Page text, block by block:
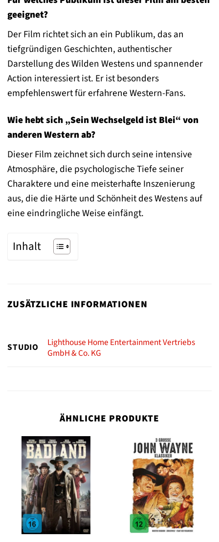
geeignet?
Der Film richtet sich an ein Publikum, das an
tiefgründigen Geschichten, authentischer
Darstellung des Wilden Westens und spannender
Action interessiert ist. Er ist besonders
empfehlenswert für erfahrene Western-Fans.
Wie hebt sich „Sein Wechselgeld ist Blei“ von
anderen Western ab?
Dieser Film zeichnet sich durch seine intensive
Atmosphäre, die psychologische Tiefe seiner
Charaktere und eine meisterhafte Inszenierung
aus, die die Härte und Schönheit des Westens auf
eine eindringliche Weise einfängt.
Inhalt
ZUSÄTZLICHE INFORMATIONEN
STUDIO
Lighthouse Home Entertainment Vertriebs
GmbH & Co. KG
ÄHNLICHE PRODUKTE